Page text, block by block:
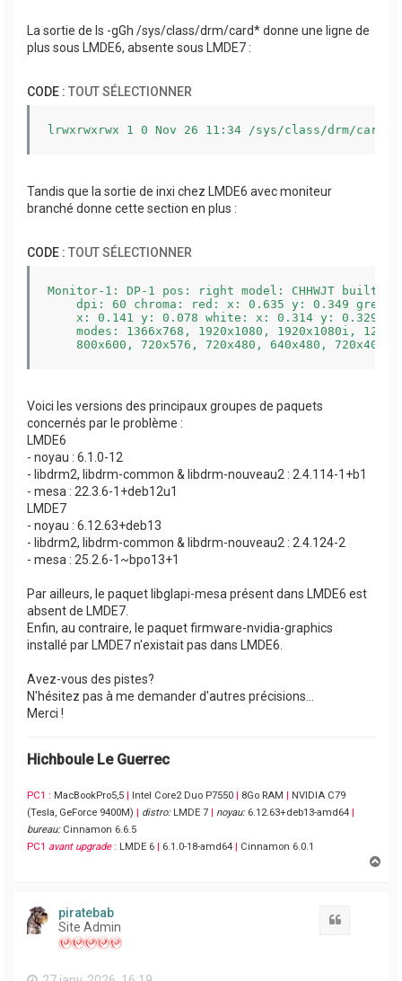
│       │   ├───1920x1080@23.98 driver phsync
│       │   ├───1280x768@59.99 driver phsync
│       │   ├───1280x720@59.94 driver phsync
│       │   ├───1280x720@50.00 driver phsync
│       │   ├───1024x768@60.00 driver nhsync
│       │   ├───800x600@60.32 driver phsync
│       │   ├───720x576@50.00 driver nhsync
│       │   ├───720x480@60.00 driver nhsync
│       │   ├───720x480@59.94 driver nhsync
│       │   ├───720x480@59.94 driver nhsync
│       │   ├───640x480@59.94 driver nhsync
│       │   ├───640x480@59.94 driver nhsync
│       │   └───720x400@70.08 driver nhsync
│       └───Properties
│           ├───"EDID" (immutable): blob = 73
│           ├───"underscan": enum {auto, off,
│           ├───"underscan hborder": range [0,
│           ├───"underscan vborder": range [0,
│           ├───"vibrant hue": range [0, 180] =
│           ├───"color vibrance": range [0, 200]
│           ├───"scaling mode": enum {None, Full,
│           ├───"dithering mode": enum {auto,
│           └───"dithering depth": enum {auto, 6
La sortie de ls -gGh /sys/class/drm/card* donne une ligne de
plus sous LMDE6, absente sous LMDE7 :
CODE : TOUT SÉLECTIONNER
lrwxrwxrwx 1 0 Nov 26 11:34 /sys/class/drm/
Tandis que la sortie de inxi chez LMDE6 avec moniteur
branché donne cette section en plus :
CODE : TOUT SÉLECTIONNER
Monitor-1: DP-1 pos: right model: CHHWJT built:
dpi: 60 chroma: red: x: 0.635 y: 0.349
x: 0.141 y: 0.078 white: x: 0.314 y: 0.329
modes: 1366x768, 1920x1080, 1920x1080i,
    800x600, 720x576, 720x480, 640x480, 720x400
Voici les versions des principaux groupes de paquets
concernés par le problème :
LMDE6
- noyau : 6.1.0-12
- libdrm2, libdrm-common & libdrm-nouveau2 : 2.4.114-1+b1
- mesa : 22.3.6-1+deb12u1
LMDE7
- noyau : 6.12.63+deb13
- libdrm2, libdrm-common & libdrm-nouveau2 : 2.4.124-2
- mesa : 25.2.6-1~bpo13+1
Par ailleurs, le paquet libglapi-mesa présent dans LMDE6 est
absent de LMDE7.
Enfin, au contraire, le paquet firmware-nvidia-graphics
installé par LMDE7 n'existait pas dans LMDE6.
Avez-vous des pistes?
N'hésitez pas à me demander d'autres précisions...
Merci !
Hichboule Le Guerrec
PC1 : MacBookPro5,5 Intel Core2 Duo P7550 8Go RAM
NVIDIA C79
(Tesla, GeForce 9400M)
distro:LMDE 7 noyau:6.12.63+deb13-amd64
bureau:Cinnamon 6.6.5
PC1 avant upgrade: LMDE 6 6.1.0-18-amd64 Cinnamon 6.0.1
piratebab
Site Admin